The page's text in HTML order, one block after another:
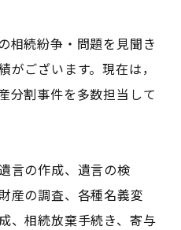
相続紛争・問題を見聞き
がございます。現在は，
分割事件を多数担当して
言の作成、遺言の検
産の調査、各種名義変
、相続放棄手続き、寄与